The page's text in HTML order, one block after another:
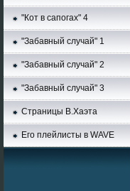
"Кот в сапогах" 4
"Забавный случай" 1
"Забавный случай" 2
"Забавный случай" 3
Страницы В.Хаэта
Его плейлисты в WAVE